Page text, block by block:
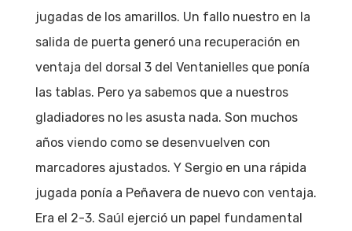
jugadas de los amarillos. Un fallo nuestro en la
salida de puerta generó una recuperación en
ventaja del dorsal 3 del Ventanielles que ponía
las tablas. Pero ya sabemos que a nuestros
gladiadores no les asusta nada. Son muchos
años viendo como se desenvuelven con
marcadores ajustados. Y Sergio en una rápida
jugada ponía a Peñavera de nuevo con ventaja.
Era el 2-3. Saúl ejerció un papel fundamental